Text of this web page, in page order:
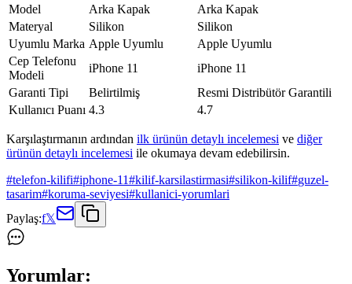
Model
Arka Kapak
Arka Kapak
Materyal
Silikon
Silikon
Uyumlu Marka Apple Uyumlu
Apple Uyumlu
Cep Telefonu
Modeli
iPhone 11
iPhone 11
Garanti Tipi
Belirtilmiş
Resmi Distribütör Garantili
Kullanıcı Puanı 4.3 4.7
Karşılaştırmanın ardından ilk ürünün detaylı incelemesi ve diğer
ürünün detaylı incelemesi ile okumaya devam edebilirsin.
#telefon-kilifi#iphone-11#kilif-karsilastirmasi#silikon-kilif#guzel-
tasarim#koruma-seviyesi#kullanici-yorumlari
Paylaş:f𝕏
Yorumlar: